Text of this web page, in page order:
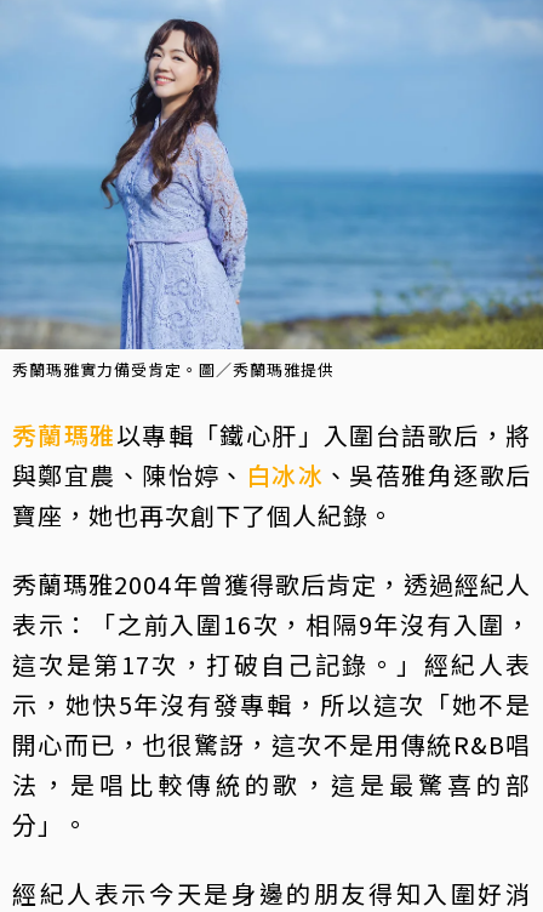
秀蘭瑪雅實力備受肯定。圖／秀蘭瑪雅提供
秀蘭瑪雅以專輯「鐵心肝」入圍台語歌后，將
與鄭宜農、陳怡婷、 白冰冰 、吳蓓雅角逐歌后
寶座，她也再次創下了個人紀錄。
秀蘭瑪雅2004年曾獲得歌后肯定，透過經紀人
表示：「之前入圍16次，相隔9年沒有入圍，
這次是第17次，打破自己記錄。」經紀人表
示，她快5年沒有發專輯，所以這次「她不是
開心而已，也很驚訝，這次不是用傳統R&B唱
法，是唱比較傳統的歌，這是最驚喜的部
分」。
經紀人表示今天是身邊的朋友得知入圍好消